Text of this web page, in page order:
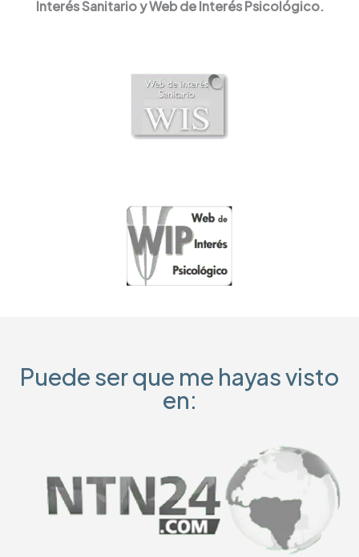
Interés Sanitario y Web de Interés Psicológico.
Puede ser que me hayas visto
en: